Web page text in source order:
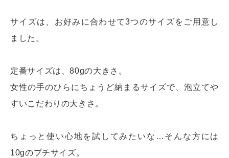
サイズは、お好みに合わせて3つのサイズをご用意し
ました。
定番サイズは、80gの大きさ。
女性の手のひらにちょうど納まるサイズで、泡立てや
すいこだわりの大きさ。
ちょっと使い心地を試してみたいな…そんな方には
10gのプチサイズ。